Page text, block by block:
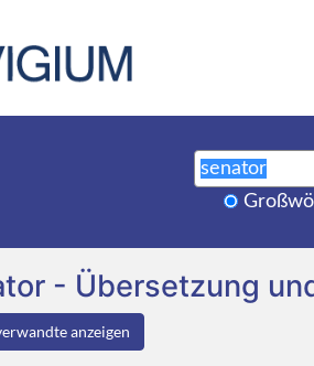
- Übersetzung
anzeigen